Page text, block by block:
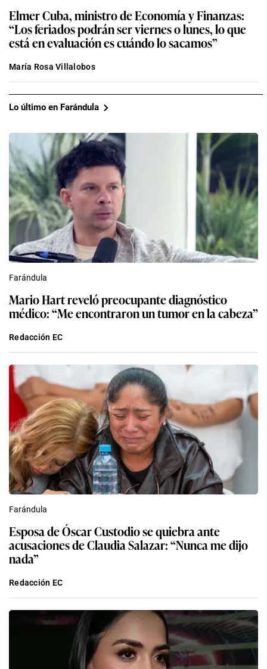
Elmer Cuba, ministro de Economía y Finanzas:
“Los feriados podrán ser viernes o lunes, lo que
está en evaluación es cuándo lo sacamos”
María Rosa Villalobos
Lo último en Farándula
Farándula
Mario Hart reveló preocupante diagnóstico
médico: “Me encontraron un tumor en la cabeza”
Redacción EC
Farándula
Esposa de Óscar Custodio se quiebra ante
acusaciones de Claudia Salazar: “Nunca me dijo
nada”
Redacción EC